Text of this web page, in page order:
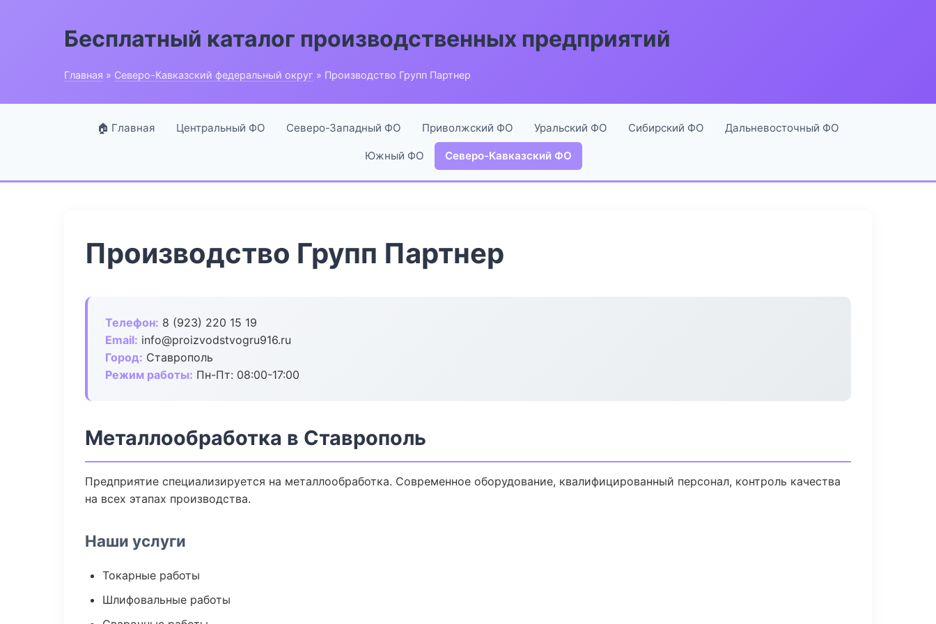
Бесплатный каталог производственных предприятий
Главная » Северо-Кавказский федеральный округ » Производство Групп Партнер
🏠 Главная Центральный ФО Северо-Западный ФО Приволжский ФО Уральский ФО Сибирский ФО Дальневосточный ФО
Южный ФО Северо-Кавказский ФО
Производство Групп Партнер
Телефон: 8 (923) 220 15 19
Email: info@proizvodstvogru916.ru
Город: Ставрополь
Режим работы: Пн-Пт: 08:00-17:00
Металлообработка в Ставрополь
Предприятие специализируется на металлообработка. Современное оборудование, квалифицированный персонал, контроль качества
на всех этапах производства.
Наши услуги
Токарные работы
Шлифовальные работы